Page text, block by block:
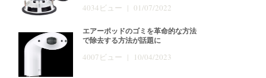
4034ビュー | 01/07/2022
エアーポッドのゴミを革命的な方法
で除去する方法が話題に
4007ビュー | 10/04/2023